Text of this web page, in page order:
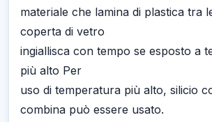
materiale che lamina di plastica tra
coperta di vetro
ingiallisca con tempo se esposto a
più alto Per
uso di temperatura più alto, silicio
combina può essere usato.